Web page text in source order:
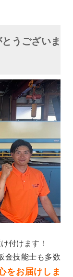
うございま
付けます！
金技能士も多数
をお届けしま